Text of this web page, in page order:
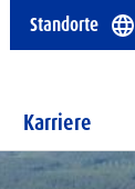
Standorte
Karriere